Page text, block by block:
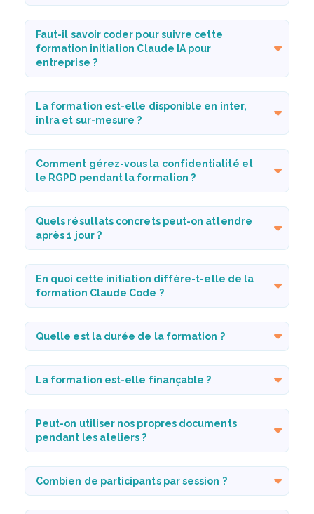
Faut-il savoir coder pour suivre cette
formation initiation Claude IA pour
entreprise ?
La formation est-elle disponible en inter,
intra et sur-mesure ?
Comment gérez-vous la confidentialité et
le RGPD pendant la formation ?
Quels résultats concrets peut-on attendre
après 1 jour ?
En quoi cette initiation diffère-t-elle de la
formation Claude Code ?
Quelle est la durée de la formation ?
La formation est-elle finançable ?
Peut-on utiliser nos propres documents
pendant les ateliers ?
Combien de participants par session ?